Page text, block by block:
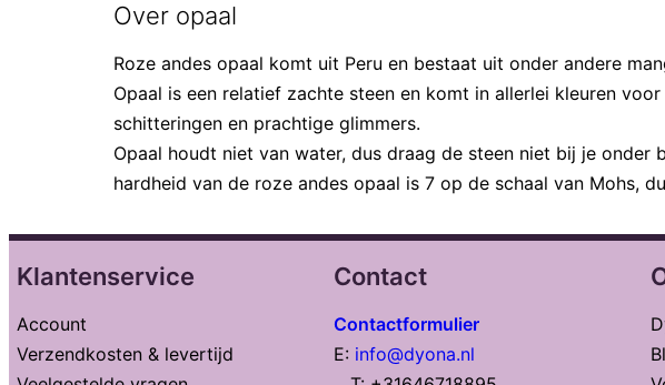
Over opaal
Roze andes opaal komt uit Peru en bestaat uit onder andere
Opaal is een relatief zachte steen en komt in allerlei kleuren
schitteringen en prachtige glimmers.
Opaal houdt niet van water, dus draag de steen niet bij je
hardheid van de roze andes opaal is 7 op de schaal van Mohs,
Klantenservice
Account
Verzendkosten & levertijd
Contact
Contactformulier
E: info@dyona.nl